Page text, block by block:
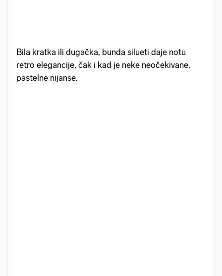
Bila kratka ili dugačka, bunda silueti daje notu
retro elegancije, čak i kad je neke neočekivane,
pastelne nijanse.